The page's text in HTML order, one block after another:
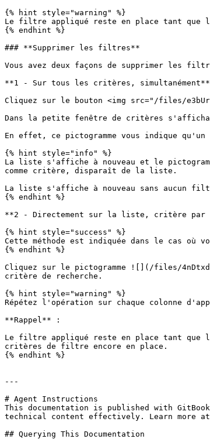
{% hint style="warning" %}
Le filtre appliqué reste en place tant
{% endhint %}
### **Supprimer les filtres**
Vous avez deux façons de supprimer les
**1 - Sur tous les critères,
Cliquez sur le bouton <img src="/files/
Dans la petite fenêtre de critères
En effet, ce pictogramme vous indique
{% hint style="info" %}
La liste s'affiche à nouveau et le
comme critère, disparaît de la liste.
La liste s'affiche à nouveau sans aucun
{% endhint %}
**2 - Directement sur la liste, critère
{% hint style="success" %}
Cette méthode est indiquée dans le cas
{% endhint %}
Cliquez sur le pictogramme ![](/files/
critère de recherche.
{% hint style="warning" %}
Répétez l'opération sur chaque colonne
**Rappel** :
Le filtre appliqué reste en place tant
critères de filtre encore en place.
{% endhint %}
---
# Agent Instructions
This documentation is published with
technical content effectively. Learn more at
## Querying This Documentation